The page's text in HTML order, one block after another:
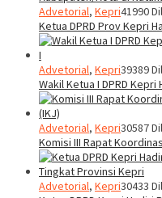
Advetorial, Kepri41990
Ketua DPRD Prov Kepri
Advetorial, Kepri39389
Wakil Ketua I DPRD
Advetorial, Kepri30587
Komisi III Rapat
Advetorial, Kepri30433